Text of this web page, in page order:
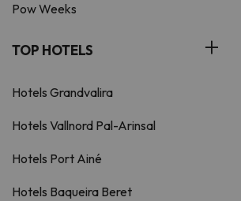
Pow Weeks
TOP HOTELS
Hotels Grandvalira
Hotels Vallnord Pal-Arinsal
Hotels Port Ainé
Hotels Baqueira Beret